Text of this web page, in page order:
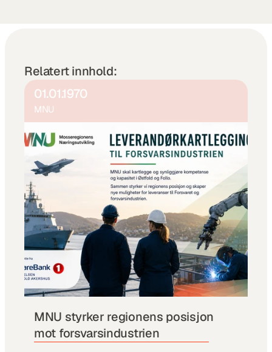
Relatert innhold:
01.01.1970
MNU
MNU styrker regionens posisjon
mot forsvarsindustrien